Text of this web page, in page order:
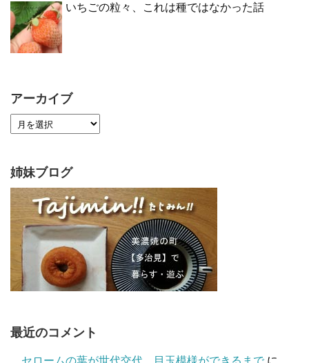
いちごの粒々、これは種ではなかった話
アーカイブ
姉妹ブログ
最近のコメント
セロームの葉が世代交代、目玉模様ができるまで に